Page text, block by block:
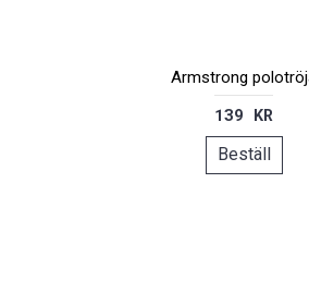
Armstrong
139 KR
Beställ